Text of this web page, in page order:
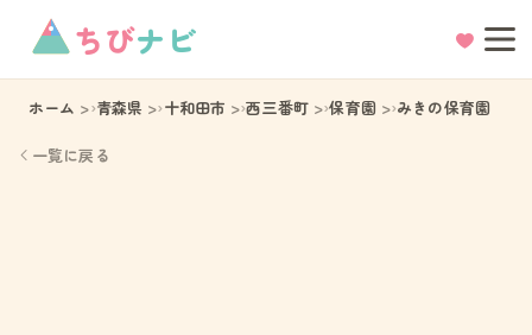
ちびナビ
ホーム 青森県 十和田市 西三番町 保育園 みきの保育園
一覧に戻る